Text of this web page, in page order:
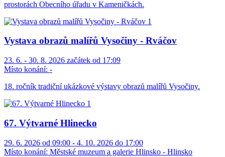
prostorách Obecního úřadu v Kameničkách.
Vystava obrazů malířů Vysočiny - Rváčov
23. 6. - 30. 8. 2026 začátek od 17:09
Místo konání: -
18. ročník tradiční ukázkové výstavy obrazů malířů Vysočiny.
67. Výtvarné Hlinecko
29. 6. 2026 od 09:00 - 4. 10. 2026 do 17:00
Místo konání: Městské muzeum a galerie Hlinsko - Hlinsko